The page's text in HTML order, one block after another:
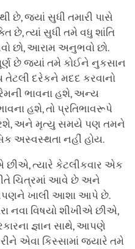
છે, જ્યાં સુધી તમારી પાસે
છે, ત્યાં સુધી તમે વધુ શાંતિ
છો, આરામ અનુભવો છો.
છે જ્યાં તમે કોઈને નુકસાન
દરેકને મદદ કરવાનો
ભાવના હશે, અન્ય
હશે, તો પ્રતિભાવરૂપે
અને મૃત્યુ સમયે પણ તમને
અસ્વસ્થતા નહીં હોય.
ત્યારે કેટલીકવાર એક
ચિત્રમાં આવે છે અને
ખાલી આશા આપે છે.
નવા વિષયો શીખીએ છીએ,
જ્ઞાન સાથે, આપણે
એવા કિસ્સામાં જ્યારે તમે